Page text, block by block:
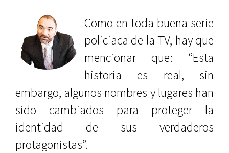
Como en toda buena serie
policiaca de la TV, hay que
mencionar que: “Esta
historia es real, sin
embargo, algunos nombres y lugares han
sido cambiados para proteger la
identidad de sus verdaderos
protagonistas”.